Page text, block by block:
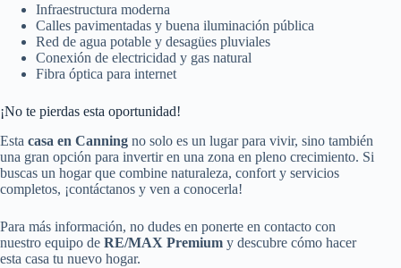
Infraestructura moderna
Calles pavimentadas y buena iluminación pública
Red de agua potable y desagües pluviales
Conexión de electricidad y gas natural
Fibra óptica para internet
¡No te pierdas esta oportunidad!
Esta casa en Canning no solo es un lugar para vivir, sino también
una gran opción para invertir en una zona en pleno crecimiento. Si
buscas un hogar que combine naturaleza, confort y servicios
completos, ¡contáctanos y ven a conocerla!
Para más información, no dudes en ponerte en contacto con
nuestro equipo de RE/MAX Premium y descubre cómo hacer
esta casa tu nuevo hogar.